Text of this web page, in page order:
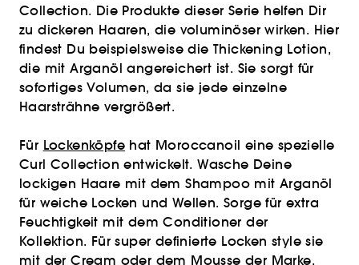
Collection. Die Produkte dieser Serie helfen Dir
zu dickeren Haaren, die voluminöser wirken. Hier
findest Du beispielsweise die Thickening Lotion,
die mit Arganöl angereichert ist. Sie sorgt für
sofortiges Volumen, da sie jede einzelne
Haarsträhne vergrößert.
Für Lockenköpfe hat Moroccanoil eine spezielle
Curl Collection entwickelt. Wasche Deine
lockigen Haare mit dem Shampoo mit Arganöl
für weiche Locken und Wellen. Sorge für extra
Feuchtigkeit mit dem Conditioner der
Kollektion. Für super definierte Locken style sie
mit der Cream oder dem Mousse der Marke.